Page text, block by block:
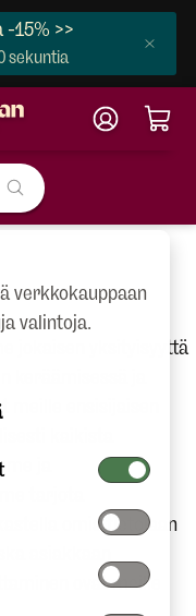
-15% >>
sekuntia
jokaisen yksityisyyttä
ja
ensisijaisen
kaikista
ja
tarjota
omia tietojaan
asiakkaan
ovat meille
verkkokauppaan
valintoja.